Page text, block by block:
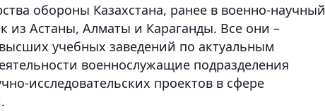
обороны Казахстана, ранее в военно-научный
из Астаны, Алматы и Караганды. Все они –
учебных заведений по актуальным
военнослужащие подразделения
исследовательских проектов в сфере